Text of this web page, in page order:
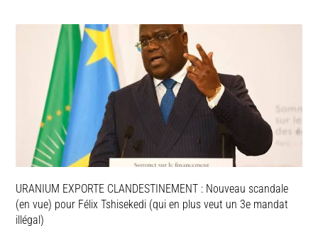
URANIUM EXPORTE CLANDESTINEMENT : Nouveau scandale
(en vue) pour Félix Tshisekedi (qui en plus veut un 3e mandat
illégal)